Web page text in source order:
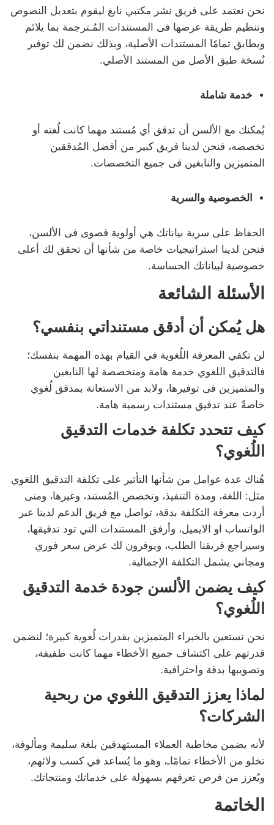
نحن نعتمد على فريق نشر مكتبي نابغ ليقوم بتعديل النصوص
وتنظيم طريقة عرضها فى المستندات المُـترجمة بما يلائم
ويطابق تمامًا المستندات الأصلية، وبذلك نضمن لك توفير
نُسخة طبق الأصل من المستند الأصلي.
خدمة شاملة
يُمكنك مع الألسن أن تدقق أي مُستند مهما كانت لُغته أو
تخصصه، فنحن لدينا فريق كبير من أفضل المُدققين
المتميزين والنابغين فى جميع التخصصات.
الخصوصية والسرية
الحفاظ على سرية بياناتك هي أولوية قصوى فى الألسن،
فنحن لدينا استراتيجيات خاصة من شأنها أن تحقق لك أعلى
خصوصية لبياناتك الحساسة.
الأسئلة الشائعة
هل يُمكن أن أدقق مستنداتي بنفسي؟
لن تكفي المعرفة اللُغوية في القيام بهذه المهمة بنفسك؛
فالتدقيق اللغوي خدمة هامة ومتخصصة لها النابغين
والمتميزين فى توفيرها، ولابد من الاستعانة بمدقق لُغوي
خاصةً عند تدقيق مستندات رسمية هامة.
كيف تتحدد تكلفة خدمات التدقيق
اللُغوي؟
هُناك عدة عوامل من شأنها التأثير على تكلفة التدقيق اللغوي
مثل: اللغة، ومدة التنفيذ، وتخصص المُستند، وغيرها، ومتى
أردت معرفة التكلفة بدقة، تواصل مع فريق الدعم لدينا عبر
الواتساب او الايميل، وأرفق المستندات التي تود تدقيقها،
وسيراجع فريقنا الطلب، ويوفرون لك عرض سعر فوري
ومجاني يشمل التكلفة الإجمالية.
كيف يضمن الألسن جودة خدمة التدقيق
اللُغوي؟
نحن نستعين بالخبراء المتميزين بقدرات لُغوية كبيرة؛ لنضمن
قدرتهم على اكتشاف جميع الأخطاء مهما كانت طفيفة،
وتصويبها بدقة واحترافية.
لماذا يعزز التدقيق اللغوي من ربحية
الشركات؟
لأنه يضمن مخاطبة العملاء المستهدفين بلغة سليمة ومألوفة،
تخلو من الأخطاء تمامًاـ، وهو ما يُساعد في كسب ولائهم،
ويُعزز من فرص تعرفهم بسهولة على خدماتك ومنتجاتك.
الخاتمة